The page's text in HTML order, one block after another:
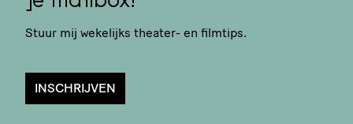
Stuur mij wekelijks theater- en filmtips.
INSCHRIJVEN